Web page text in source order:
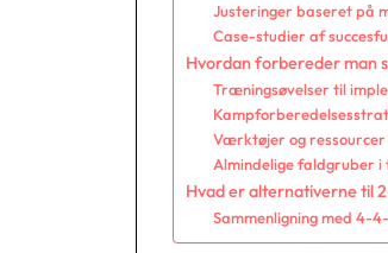
Justeringer baseret på
Case-studier af
Hvordan forbereder man
Træningsøvelser til
Værktøjer og
Almindelige faldgruber
Hvad er alternativerne til
Sammenligning med 4-